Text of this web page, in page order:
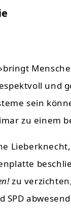
sein
zu einem
zu
SPD